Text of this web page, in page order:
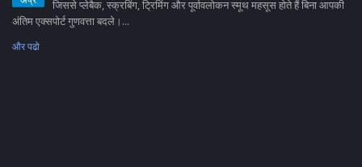
जिससे प्लेबैक, स्क्रबिंग, ट्रिमिंग और पूर्वावलोकन स्मूथ महसूस होते हैं बिना आपकी
अंतिम एक्सपोर्ट गुणवत्ता बदले।...
और पढो